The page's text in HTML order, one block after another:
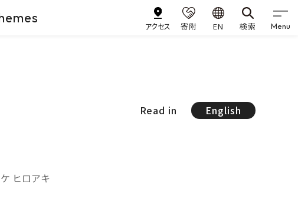
アクセス 寄附 EN 検索 Menu
Read in English
ヒロアキ